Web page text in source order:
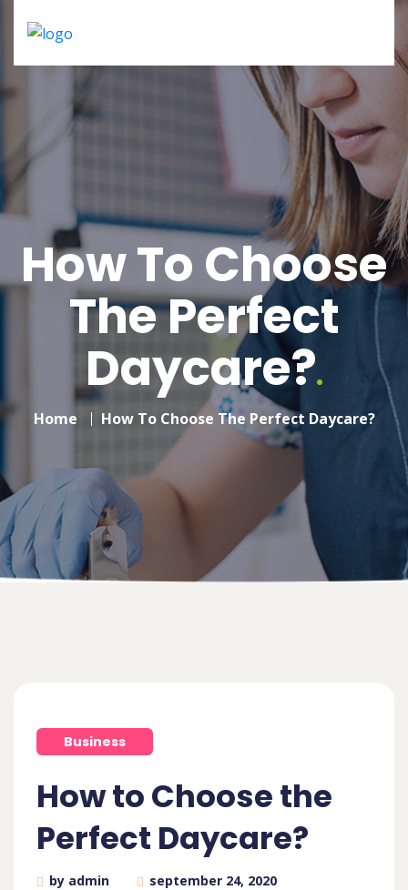
How To Choose
The Perfect
Daycare?
Home How To Choose The Perfect Daycare?
Business
How to Choose the
Perfect Daycare?
by admin
september 24, 2020
Op dit moment werk ik met een vaste klantenkring
en neem ik geen nieuwe aanvragen aan. Zodra er